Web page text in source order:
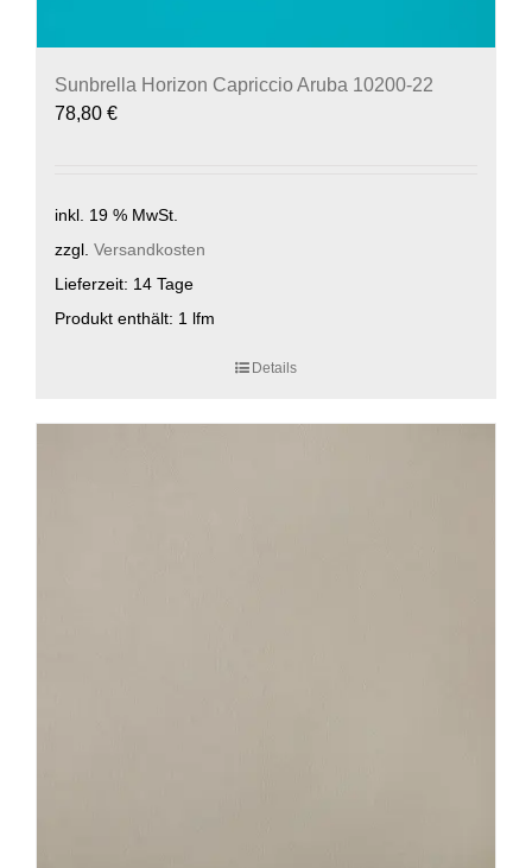
Sunbrella Horizon Capriccio Aruba 10200-22
78,80 €
inkl. 19 % MwSt.
zzgl. Versandkosten
Lieferzeit: 14 Tage
Produkt enthält: 1 lfm
Details